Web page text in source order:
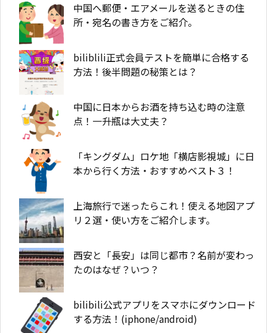
中国へ郵便・エアメールを送るときの住
所・宛名の書き方をご紹介。
biliblili正式会員テストを簡単に合格する
方法！後半問題の秘策とは？
中国に日本からお酒を持ち込む時の注意
点！一升瓶は大丈夫？
「キングダム」ロケ地「横店影視城」に日
本から行く方法・おすすめベスト３！
上海旅行で迷ったらこれ！使える地図アプ
リ２選・使い方をご紹介します。
西安と「長安」は同じ都市？名前が変わっ
たのはなぜ？いつ？
bilibili公式アプリをスマホにダウンロード
する方法！(iphone/android)